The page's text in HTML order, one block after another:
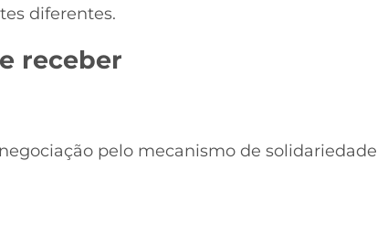
diferentes.
receber
pelo mecanismo de solidariedade